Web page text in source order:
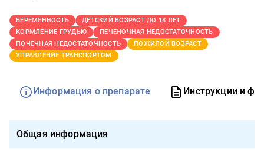
БЕРЕМЕННОСТЬ
ДЕТСКИЙ ВОЗРАСТ ДО 18 ЛЕТ
КОРМЛЕНИЕ ГРУДЬЮ
ПЕЧЕНОЧНАЯ НЕДОСТАТОЧНОСТЬ
ПОЧЕЧНАЯ НЕДОСТАТОЧНОСТЬ
ПОЖИЛОЙ ВОЗРАСТ
УПРАВЛЕНИЕ ТРАНСПОРТОМ
Информация о препарате Инструкции и
Общая информация